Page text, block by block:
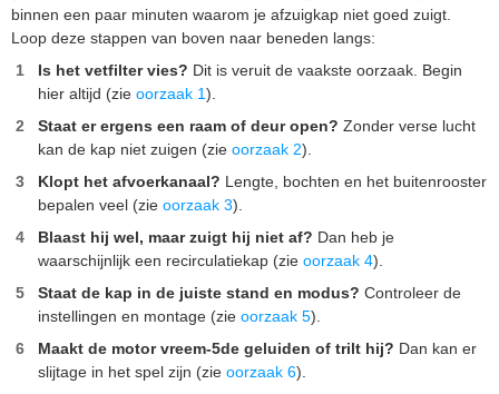
binnen een paar minuten waarom je afzuigkap niet goed zuigt.
Loop deze stappen van boven naar beneden langs:
Is het vetfilter vies? Dit is veruit de vaakste oorzaak. Begin
hier altijd (zie oorzaak 1).
Staat er ergens een raam of deur open? Zonder verse lucht
kan de kap niet zuigen (zie oorzaak 2).
Klopt het afvoerkanaal? Lengte, bochten en het buitenrooster
bepalen veel (zie oorzaak 3).
Blaast hij wel, maar zuigt hij niet af? Dan heb je
waarschijnlijk een recirculatiekap (zie oorzaak 4).
Staat de kap in de juiste stand en modus? Controleer de
instellingen en montage (zie oorzaak 5).
Maakt de motor vreem-5de geluiden of trilt hij? Dan kan er
slijtage in het spel zijn (zie oorzaak 6).